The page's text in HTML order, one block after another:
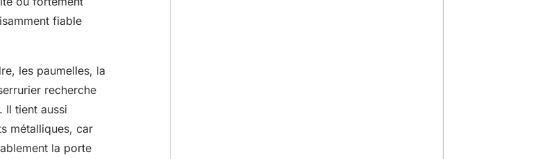
fiable
les paumelles, la
recherche
Il tient aussi
métalliques, car
la porte